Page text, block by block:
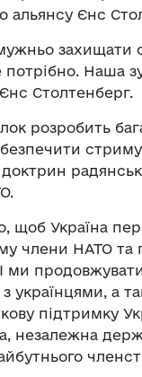
альянсу Єнс
захищати
потрібно. Наша
Столтенберг.
розробить
щоб Україна
члени НАТО та
ми
українцями, а
підтримку
незалежна